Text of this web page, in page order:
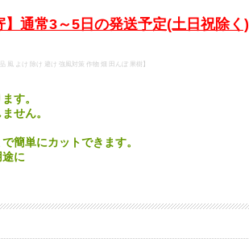
通常3～5日の発送予定(土日祝除く)
風 よけ 除け 避け 強風対策 作物 畑 田んぼ 果樹】
す。
せん。
簡単にカットできます。
に